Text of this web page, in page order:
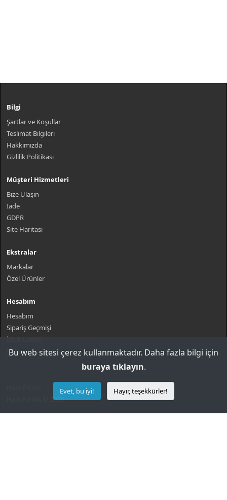
Bilgi
Şartlar ve Koşullar
Teslimat Bilgileri
Hakkımızda
Gizlilik Politikası
Müşteri Hizmetleri
Bize Ulaşın
İade
GDPR
Site Haritası
Ekstralar
Markalar
Özel Ürünler
Hesabım
Hesabım
Sipariş Geçmişi
İstek Listesi
Bülten
Halis Fındık © 2026
Bu web sitesi çerez kullanmaktadır. Daha fazla bilgi için
buraya tıklayın.
Evet, bu iyi! Hayır, teşekkürler!